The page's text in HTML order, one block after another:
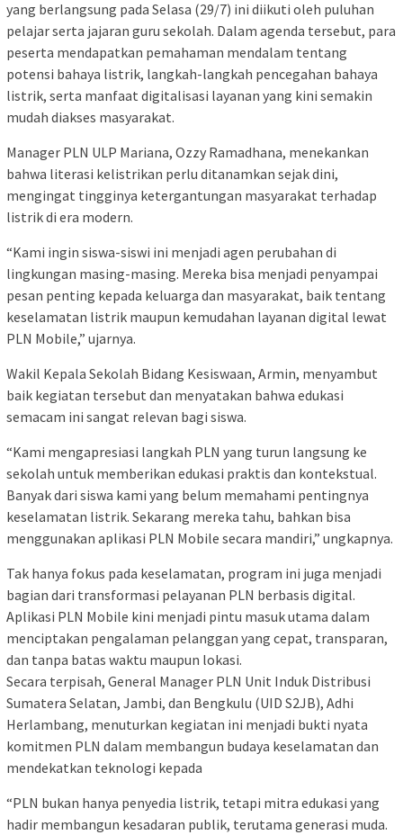
yang berlangsung pada Selasa (29/7) ini diikuti oleh puluhan
pelajar serta jajaran guru sekolah. Dalam agenda tersebut, para
peserta mendapatkan pemahaman mendalam tentang
potensi bahaya listrik, langkah-langkah pencegahan bahaya
listrik, serta manfaat digitalisasi layanan yang kini semakin
mudah diakses masyarakat.
Manager PLN ULP Mariana, Ozzy Ramadhana, menekankan
bahwa literasi kelistrikan perlu ditanamkan sejak dini,
mengingat tingginya ketergantungan masyarakat terhadap
listrik di era modern.
“Kami ingin siswa-siswi ini menjadi agen perubahan di
lingkungan masing-masing. Mereka bisa menjadi penyampai
pesan penting kepada keluarga dan masyarakat, baik tentang
keselamatan listrik maupun kemudahan layanan digital lewat
PLN Mobile,” ujarnya.
Wakil Kepala Sekolah Bidang Kesiswaan, Armin, menyambut
baik kegiatan tersebut dan menyatakan bahwa edukasi
semacam ini sangat relevan bagi siswa.
“Kami mengapresiasi langkah PLN yang turun langsung ke
sekolah untuk memberikan edukasi praktis dan kontekstual.
Banyak dari siswa kami yang belum memahami pentingnya
keselamatan listrik. Sekarang mereka tahu, bahkan bisa
menggunakan aplikasi PLN Mobile secara mandiri,” ungkapnya.
Tak hanya fokus pada keselamatan, program ini juga menjadi
bagian dari transformasi pelayanan PLN berbasis digital.
Aplikasi PLN Mobile kini menjadi pintu masuk utama dalam
menciptakan pengalaman pelanggan yang cepat, transparan,
dan tanpa batas waktu maupun lokasi.
Secara terpisah, General Manager PLN Unit Induk Distribusi
Sumatera Selatan, Jambi, dan Bengkulu (UID S2JB), Adhi
Herlambang, menuturkan kegiatan ini menjadi bukti nyata
komitmen PLN dalam membangun budaya keselamatan dan
mendekatkan teknologi kepada
“PLN bukan hanya penyedia listrik, tetapi mitra edukasi yang
hadir membangun kesadaran publik, terutama generasi muda.